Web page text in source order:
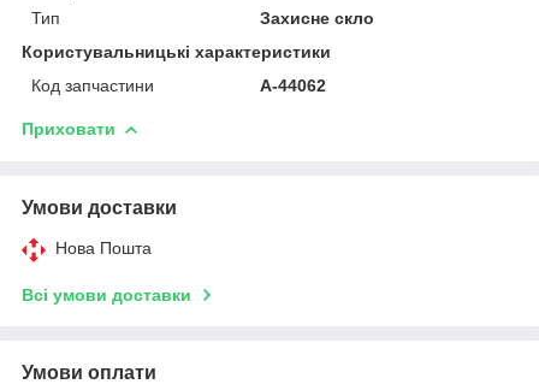
Тип
Захисне скло
Користувальницькі характеристики
Код запчастини
A-44062
Приховати
Умови доставки
Нова Пошта
Всі умови доставки
Умови оплати